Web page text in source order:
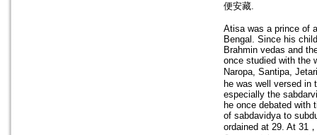
便安藏.
Atisa was a prince of
Bengal. Since his
Brahmin vedas and
once studied with the
Naropa, Santipa,
he was well versed in
especially the
he once debated with
of sabdavidya to
ordained at 29. At 31